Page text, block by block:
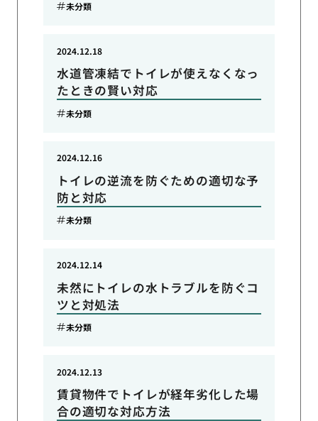
未分類
水道管凍結でトイレが使えなくなっ
たときの賢い対応
2024.12.18
未分類
トイレの逆流を防ぐための適切な予
防と対応
2024.12.16
未分類
未然にトイレの水トラブルを防ぐコ
ツと対処法
2024.12.14
未分類
賃貸物件でトイレが経年劣化した場
合の適切な対応方法
2024.12.13